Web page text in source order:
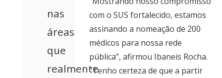
nas
áreas
que
realmente
com o SUS fortalecido, estamos
assinando a nomeação de 200
médicos para nossa rede
pública”, afirmou Ibaneis Rocha.
“Tenho certeza de que a partir